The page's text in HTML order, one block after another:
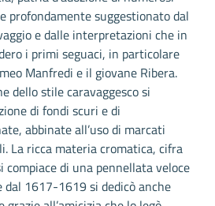
profondamente suggestionato dal
e dalle interpretazioni che in
i primi seguaci, in particolare
Manfredi e il giovane Ribera.
dello stile caravaggesco si
di fondi scuri e di
abbinate all’uso di marcati
La ricca materia cromatica, cifra
di una pennellata veloce
1617-1619 si dedicò anche